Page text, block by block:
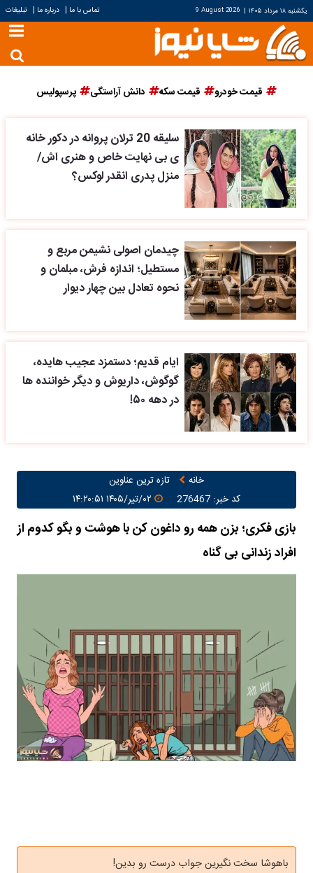
یکشنبه ۱۸ مرداد ۱۴۰۵ |
9 August 2026 تماس با ما | درباره ما | تبلیغات
قیمت خودرو قیمت سکه دانش آراستگی پرسپولیس
سلیقه 20 ترلان پروانه در دکور خانه
ی بی نهایت خاص و هنری اش/
منزل پدری انقدر لوکس؟
چیدمان اصولی نشیمن مربع و
مستطیل؛ اندازه فرش، مبلمان و
نحوه تعادل بین چهار دیوار
ایام قدیم؛ دستمزد عجیب هایده،
گوگوش، داریوش و دیگر خواننده ها
در دهه ۵۰!
خانه
تازه ترین عناوین
کد خبر: 276467
۰۲/تیر/۱۴۰۵ ۱۴:۲۰:۵۱
بازی فکری؛ بزن همه رو داغون کن با هوشت و بگو کدوم از
افراد زندانی بی گناه
باهوشا سخت نگیرین جواب درست رو بدین!